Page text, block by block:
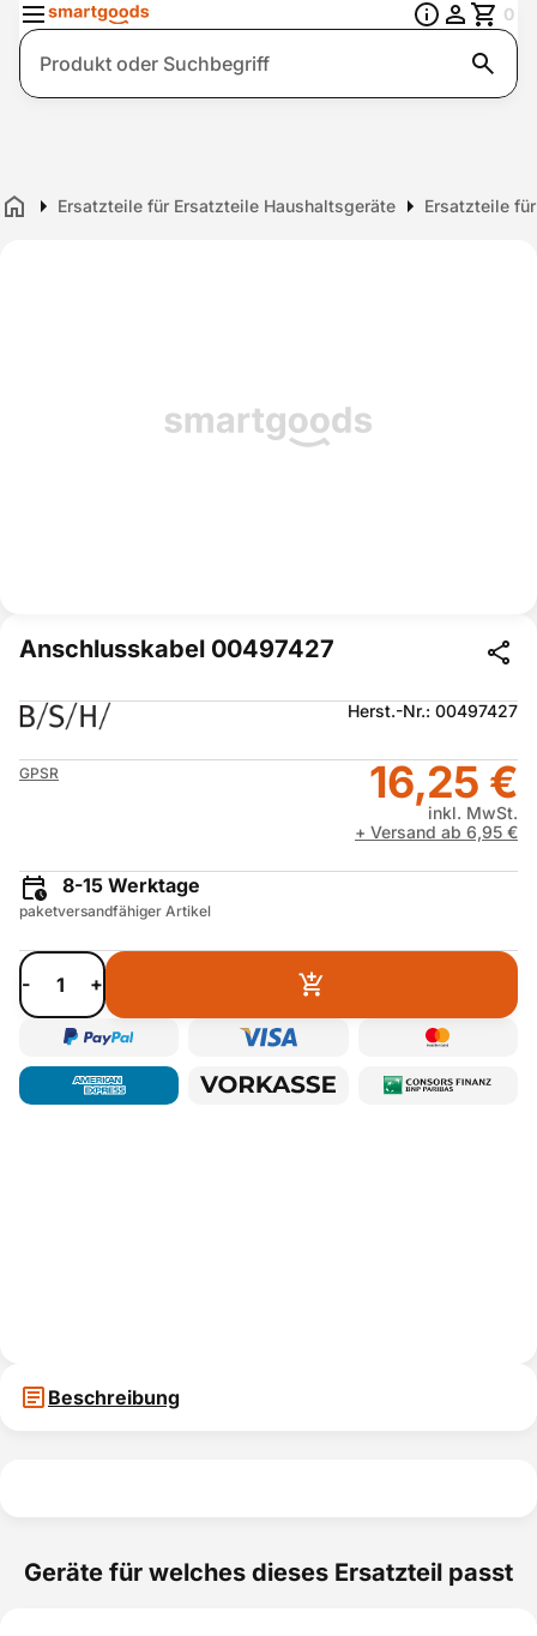
Suche
0
Home Ersatzteile für Ersatzteile Haushaltsgeräte Ersatzteile
Anschlusskabel 00497427
Herst.-Nr.: 00497427
GPSR 16,25 €
inkl. MwSt.
+ Versand ab 6,95 €
8-15 Werktage
paketversandfähiger Artikel
- +
Beschreibung
Geräte für welches dieses Ersatzteil passt